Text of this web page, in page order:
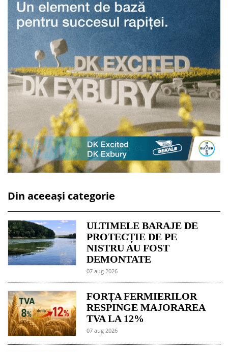
Din aceeași categorie
ULTIMELE BARAJE DE
PROTECȚIE DE PE
NISTRU AU FOST
DEMONTATE
07 aug 2026
FORȚA FERMIERILOR
RESPINGE MAJORAREA
TVA LA 12%
07 aug 2026